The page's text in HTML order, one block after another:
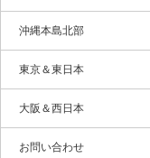
沖縄本島北部
東京＆東日本
大阪＆西日本
お問い合わせ